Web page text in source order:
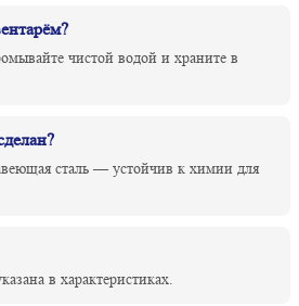
чистой водой и храните в
сталь — устойчив к химии для
в характеристиках.